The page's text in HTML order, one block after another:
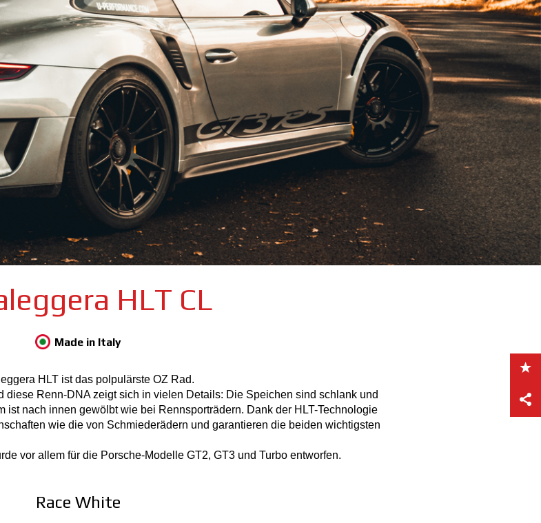
HLT CL
Made in Italy
HLT ist das polpulärste OZ Rad.
diese Renn-DNA zeigt sich in vielen Details: Die Speichen sind schlank und
nach innen gewölbt wie bei Rennsporträdern. Dank der HLT-Technologie
wie die von Schmiederädern und garantieren die beiden wichtigsten
vor allem für die Porsche-Modelle GT2, GT3 und Turbo entworfen.
Race White